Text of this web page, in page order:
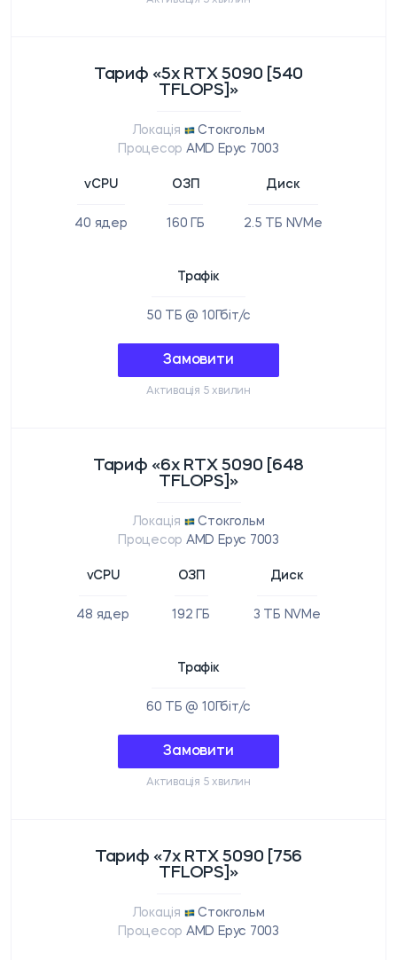
Тариф «5x RTX 5090 [540
TFLOPS]»
Локація
Стокгольм
Процесор AMD Epyc 7003
vCPU
40 ядер
ОЗП
160 ГБ
Диск
2.5 ТБ NVMe
Трафік
50 ТБ @ 10Гбіт/с
Замовити
Активація 5 хвилин
Тариф «6x RTX 5090 [648
TFLOPS]»
Локація
Стокгольм
Процесор AMD Epyc 7003
vCPU
48 ядер
ОЗП
192 ГБ
Диск
3 ТБ NVMe
Трафік
60 ТБ @ 10Гбіт/с
Замовити
Активація 5 хвилин
Тариф «7x RTX 5090 [756
TFLOPS]»
Локація
Стокгольм
Процесор AMD Epyc 7003